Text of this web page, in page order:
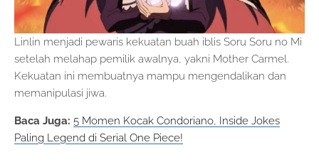
Linlin menjadi pewaris kekuatan buah iblis Soru Soru no Mi
setelah melahap pemilik awalnya, yakni Mother Carmel.
Kekuatan ini membuatnya mampu mengendalikan dan
memanipulasi jiwa.
Baca Juga: 5 Momen Kocak Condoriano, Inside Jokes
Paling Legend di Serial One Piece!